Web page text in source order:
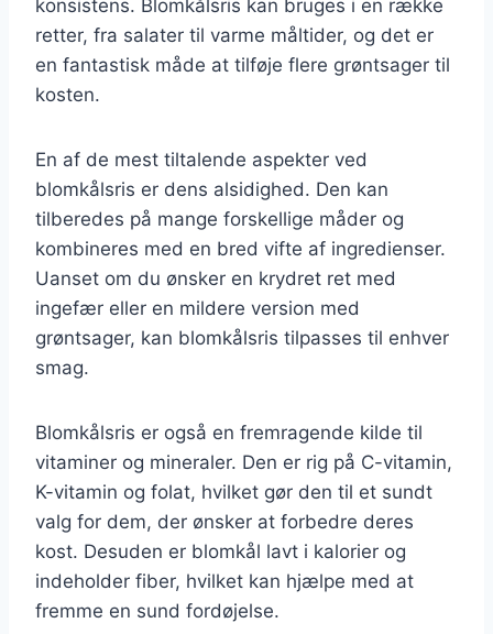
konsistens. Blomkålsris kan bruges i en række
retter, fra salater til varme måltider, og det er
en fantastisk måde at tilføje flere grøntsager til
kosten.
En af de mest tiltalende aspekter ved
blomkålsris er dens alsidighed. Den kan
tilberedes på mange forskellige måder og
kombineres med en bred vifte af ingredienser.
Uanset om du ønsker en krydret ret med
ingefær eller en mildere version med
grøntsager, kan blomkålsris tilpasses til enhver
smag.
Blomkålsris er også en fremragende kilde til
vitaminer og mineraler. Den er rig på C-vitamin,
K-vitamin og folat, hvilket gør den til et sundt
valg for dem, der ønsker at forbedre deres
kost. Desuden er blomkål lavt i kalorier og
indeholder fiber, hvilket kan hjælpe med at
fremme en sund fordøjelse.